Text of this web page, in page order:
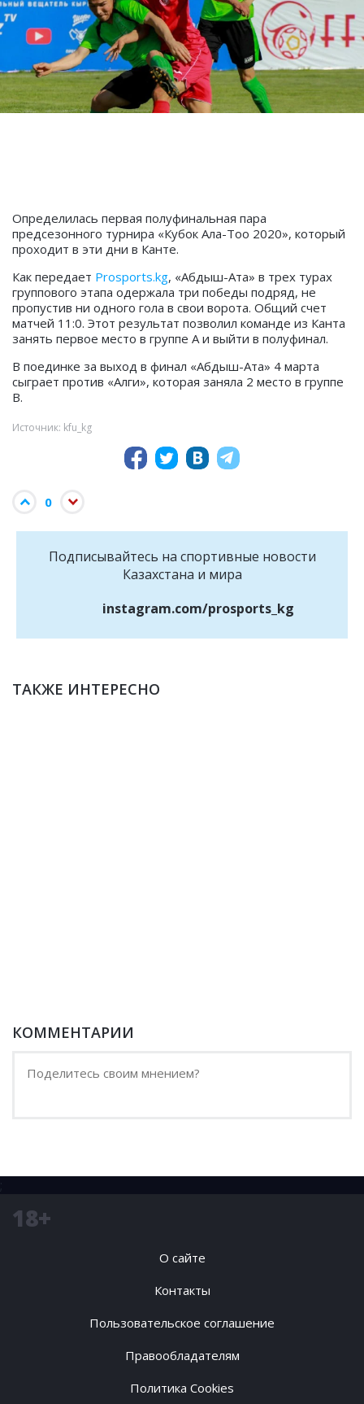
Определилась первая полуфинальная пара
предсезонного турнира «Кубок Ала-Тоо 2020», который
проходит в эти дни в Канте.
Как передает Prosports.kg, «Абдыш-Ата» в трех турах
группового этапа одержала три победы подряд, не
пропустив ни одного гола в свои ворота. Общий счет
матчей 11:0. Этот результат позволил команде из Канта
занять первое место в группе А и выйти в полуфинал.
В поединке за выход в финал «Абдыш-Ата» 4 марта
сыграет против «Алги», которая заняла 2 место в группе
В.
Источник: kfu_kg
0
Подписывайтесь на cпортивные новости
Казахстана и мира
instagram.com/prosports_kg
ТАКЖЕ ИНТЕРЕСНО
КОММЕНТАРИИ
;
18+
О сайте
Контакты
Пользовательское соглашение
Правообладателям
Политика Cookies